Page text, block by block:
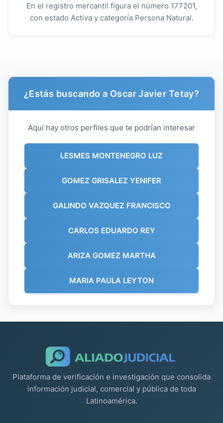
En el registro mercantil figura el número 177201,
con estado Activa y categoría Persona Natural.
¿Estás buscando a Oscar Javier Tetay?
Aquí hay otros perfiles que te podrían interesar
LESMES MONTENEGRO LUZ
GOMEZ GRISALEZ YENIFER
GALINDO VAZQUEZ FRANCISCO
CARLOS EDUARDO REY
ARIZA GOMEZ MARTHA
MARIA PAULA LEYTON
Plataforma de verificación e investigación que consolida
información judicial, comercial y pública de toda
Latinoamérica.